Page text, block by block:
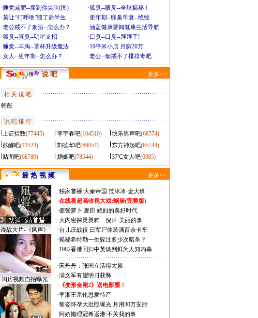
·睡觉减肥--瘦到你尖叫(图) ·狐臭--腋臭--全球揭秘！
·莫让“打呼噜”毁了后半生 ·更年期--卵巢早衰--绝经
·老公戒不了烟酒--怎么办？ ·涵盖健康要闻健康生活导航
·狐臭--腋臭--明星支招 ·口臭--口臭--拜拜了!
·睡觉--丰胸--罩杯升级魔法 ·10平米小店 月赚20万
·女人--更年期--怎么办？ ·老公--烟戒不了排排毒吧
说 吧 更多>>
相 关 说 吧
韩彭
说 吧 排 行
上证指数(77445) 李宇春吧(104510) 快乐男声吧(68574)
苏醒吧(41523) 刘德华吧(69854) 东方神起吧(65744)
贴图吧(68789) 婚姻吧(78544) 37℃女人吧(6985)
最 热 视 频 更多>>
谍战大片-《风声》
闺房视频自拍曝光
·独家首播:大秦帝国 范冰冰-金大班
·在线看超高收视大戏:蜗居(完整版)
·倔强萝卜 麦田 媳妇的美好时代
·大内密探灵灵狗
倪萍-美丽的事
·台儿庄战役 日军尸体装满百余卡车
·揭秘希特勒一生躲过多少次暗杀？
·1982香港回归中英谈判鲜为人知内幕
·宋丹丹：张国立活得太累
·满文军有望明日获释
· 《变形金刚2》送电影票！
·李湘王岳伦恩爱待产
·黎姿怀孕大肚照曝光 月用30万安胎
·阿娇懒理冠希返港:不关我的事